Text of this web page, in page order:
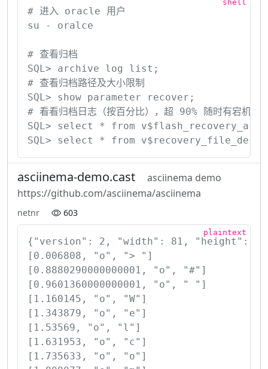
# 进入 oracle 用户
su - oralce
# 查看归档
SQL> archive log list;
# 查看归档路径及大小限制
SQL> show parameter recover;
# 看看归档日志（按百分比），超 90% 随时有宕机的
SQL> select * from
SQL> select * from v$recovery_file_dest;
asciinema-demo.cast
asciinema demo
https://github.com/asciinema/asciinema
netnr 603
{"version": 2, "width": 81, "height":
[0.006808, "o", "> "]
[0.8880290000000001, "o", "#"]
[0.9601360000000001, "o", " "]
[1.160145, "o", "W"]
[1.343879, "o", "e"]
[1.53569, "o", "l"]
[1.631953, "o", "c"]
[1.735633, "o", "o"]